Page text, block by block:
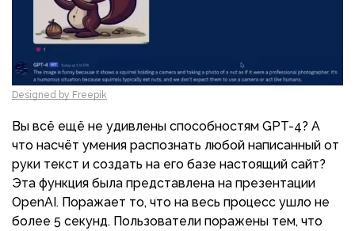
Designed by Freepik
Вы всё ещё не удивлены способностям GPT-4? А
что насчёт умения распознать любой написанный от
руки текст и создать на его базе настоящий сайт?
Эта функция была представлена на презентации
OpenAI. Поражает то, что на весь процесс ушло не
более 5 секунд. Пользователи поражены тем, что